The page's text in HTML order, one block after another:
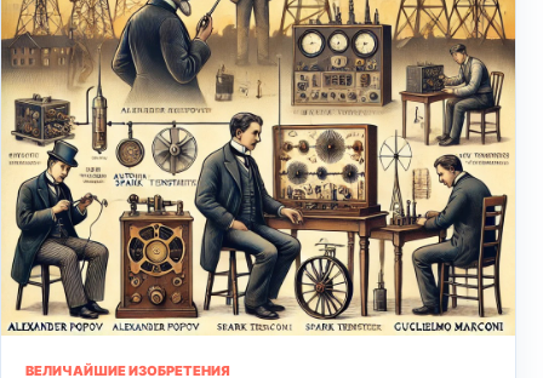
ВЕЛИЧАЙШИЕ ИЗОБРЕТЕНИЯ